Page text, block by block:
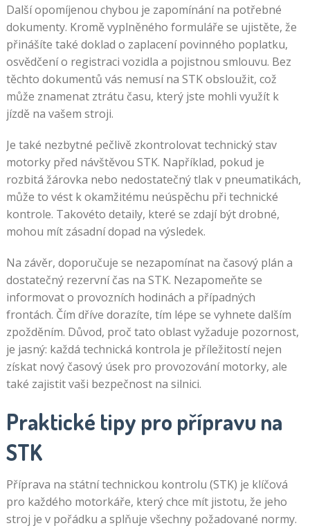
Další opomíjenou chybou je zapomínání na potřebné
dokumenty. Kromě vyplněného formuláře se ujistěte, že
přinášíte také doklad o zaplacení povinného poplatku,
osvědčení o registraci vozidla a pojistnou smlouvu. Bez
těchto dokumentů vás nemusí na STK obsloužit, což
může znamenat ztrátu času, který jste mohli využít k
jízdě na vašem stroji.
Je také nezbytné pečlivě zkontrolovat technický stav
motorky před návštěvou STK. Například, pokud je
rozbitá žárovka nebo nedostatečný tlak v pneumatikách,
může to vést k okamžitému neúspěchu při technické
kontrole. Takovéto detaily, které se zdají být drobné,
mohou mít zásadní dopad na výsledek.
Na závěr, doporučuje se nezapomínat na časový plán a
dostatečný rezervní čas na STK. Nezapomeňte se
informovat o provozních hodinách a případných
frontách. Čím dříve dorazíte, tím lépe se vyhnete dalším
zpožděním. Důvod, proč tato oblast vyžaduje pozornost,
je jasný: každá technická kontrola je příležitostí nejen
získat nový časový úsek pro provozování motorky, ale
také zajistit vaši bezpečnost na silnici.
Praktické tipy pro přípravu na
STK
Příprava na státní technickou kontrolu (STK) je klíčová
pro každého motorkáře, který chce mít jistotu, že jeho
stroj je v pořádku a splňuje všechny požadované normy.